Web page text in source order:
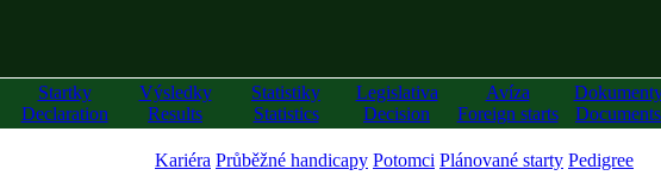
Startky
Declaration
Výsledky
Results
Statistiky
Statistics
Legislativa
Decision
Avíza
Foreign starts
Documents
Kariéra Průběžné handicapy Potomci Plánované starty Pedigree